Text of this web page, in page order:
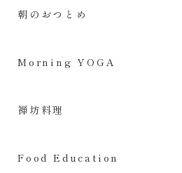
朝のおつとめ
Morning YOGA
禅坊料理
Food Education